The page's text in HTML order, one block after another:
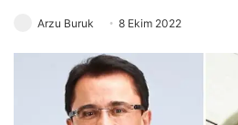
Arzu Buruk 8 Ekim 2022